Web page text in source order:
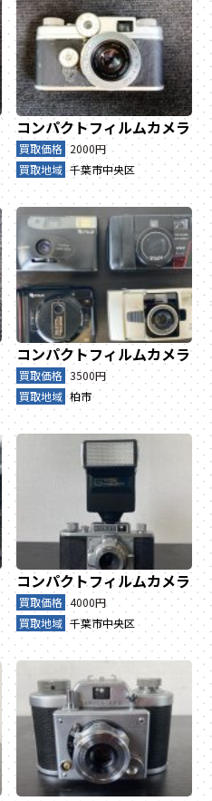
コンパクトフィルムカメラ
買取価格 2000円
買取地域 千葉市中央区
コンパクトフィルムカメラ
買取価格 3500円
買取地域 柏市
コンパクトフィルムカメラ
買取価格 4000円
買取地域 千葉市中央区